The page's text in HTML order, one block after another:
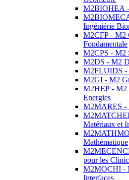
M2BIOHEA -
Ingéniérie
M2CFP - M2
Fondamentale
M2CPS - M2
M2DS - M2
M2FLUIDS -
M2GI - M2
M2HEP - M2
Energies
M2MARES -
Matériaux et
Mathématique
pour les
M2MOCHI -
Interfaces